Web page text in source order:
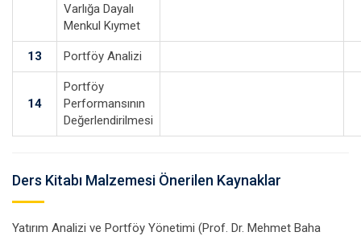
Varlığa Dayalı
Menkul Kıymet
13 Portföy Analizi
14
Portföy
Performansının
Değerlendirilmesi
Ders Kitabı Malzemesi Önerilen Kaynaklar
Yatırım Analizi ve Portföy Yönetimi (Prof. Dr. Mehmet Baha